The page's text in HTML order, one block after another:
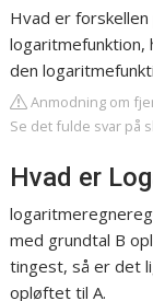
Hvad er forskellen
logaritmefunktion,
den
Anmodning om
Se det fulde svar på
Hvad er
med grundtal B
tingest, så er det
opløftet til A.